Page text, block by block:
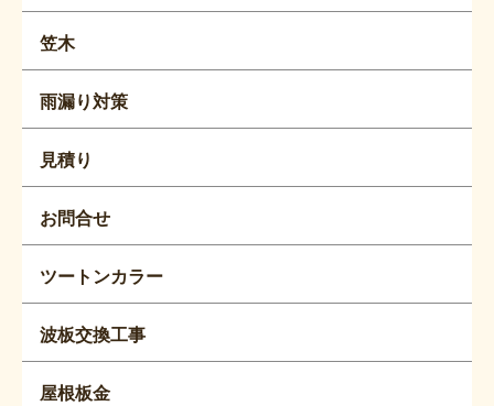
笠木
雨漏り対策
見積り
お問合せ
ツートンカラー
波板交換工事
屋根板金